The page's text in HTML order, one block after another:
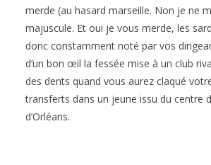
merde (au hasard marseille. Non je ne
majuscule. Et oui je vous merde, les
donc constamment noté par vos
d’un bon œil la fessée mise à un club
des dents quand vous aurez claqué
transferts dans un jeune issu du centre
d’Orléans.